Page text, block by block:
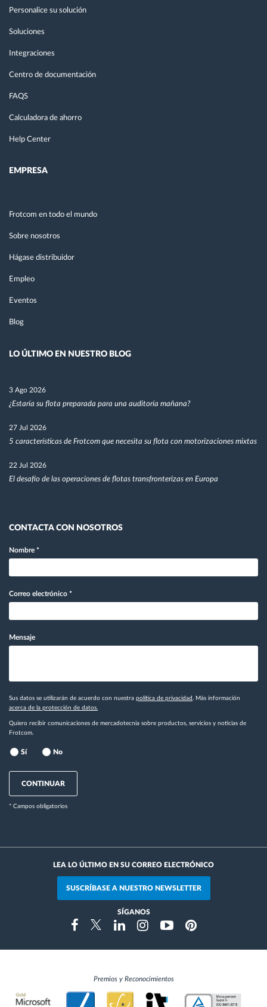
Personalice su solución
Soluciones
Integraciones
Centro de documentación
FAQS
Calculadora de ahorro
Help Center
EMPRESA
Frotcom en todo el mundo
Sobre nosotros
Hágase distribuidor
Empleo
Eventos
Blog
LO ÚLTIMO EN NUESTRO BLOG
3 Ago 2026
¿Estaría su flota preparada para una auditoría mañana?
27 Jul 2026
5 características de Frotcom que necesita su flota con motorizaciones mixtas
22 Jul 2026
El desafío de las operaciones de flotas transfronterizas en Europa
CONTACTA CON NOSOTROS
Nombre *
Correo electrónico *
Mensaje
Sus datos se utilizarán de acuerdo con nuestra política de privacidad
. Más información
acerca de la protección de datos.
Quiero recibir comunicaciones de mercadotecnia sobre productos, servicios y noticias de
Frotcom.
Sí No
CONTINUAR
* Campos obligatorios
LEA LO ÚLTIMO EN SU CORREO ELECTRÓNICO
SUSCRÍBASE A NUESTRO NEWSLETTER
SÍGANOS
FacebookTwitterLinkedinInstragramYoutubePinterest
Premios y Reconocimientos